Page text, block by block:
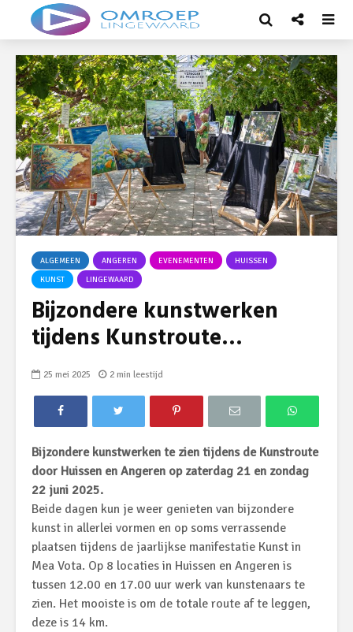
ALGEMEEN ANGEREN EVENEMENTEN
HUISSEN
KUNST
LINGEWAARD
Bijzondere kunstwerken
tijdens Kunstroute…
25 mei 2025 2 min leestijd
Bijzondere kunstwerken te zien tijdens de Kunstroute
door Huissen en Angeren op zaterdag 21 en zondag
22 juni 2025.
Beide dagen kun je weer genieten van bijzondere
kunst in allerlei vormen en op soms verrassende
plaatsen tijdens de jaarlijkse manifestatie Kunst in
Mea Vota. Op 8 locaties in Huissen en Angeren is
tussen 12.00 en 17.00 uur werk van kunstenaars te
zien. Het mooiste is om de totale route af te leggen,
deze is 14 km.